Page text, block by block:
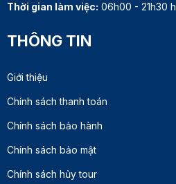
Thời gian làm việc: 06h00 - 21h30
THÔNG TIN
Giới thiệu
Chính sách thanh toán
Chính sách bảo hành
Chính sách bảo mật
Chính sách hủy tour